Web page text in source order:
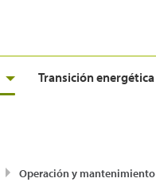
Transición energética
Operación y mantenimiento